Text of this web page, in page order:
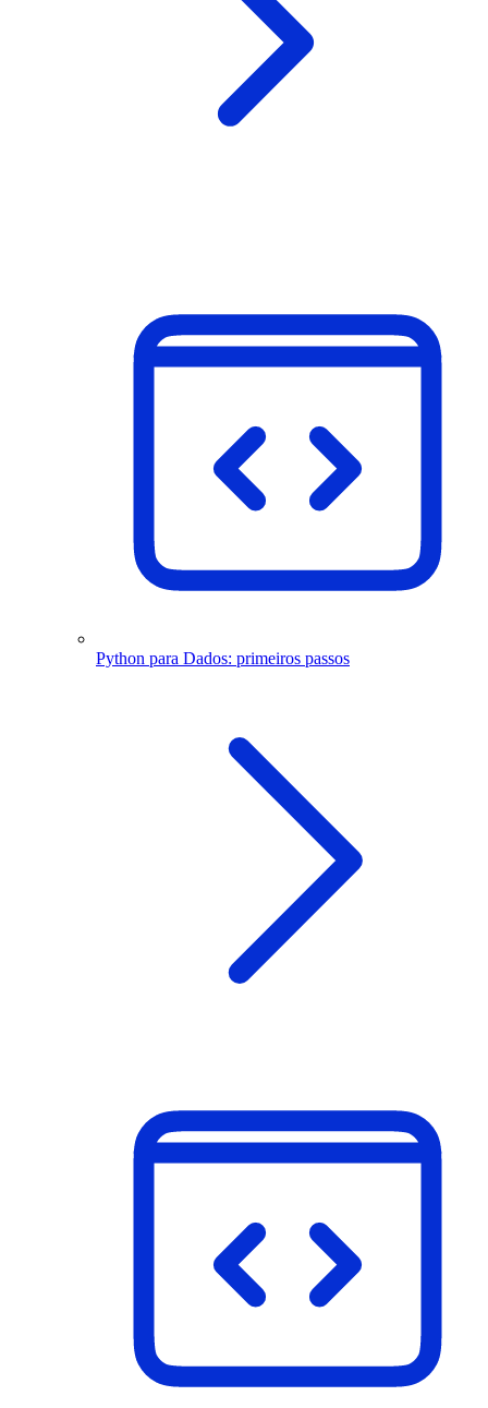
Python para Dados: primeiros passos